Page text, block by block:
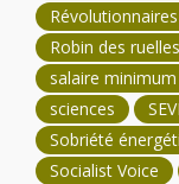
Robin des ruelles
salaire
sciences
Sobriété
Socialist Voice